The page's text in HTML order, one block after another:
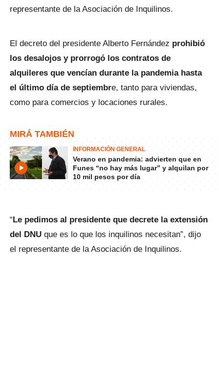
representante de la Asociación de Inquilinos.
El decreto del presidente Alberto Fernández prohibió
los desalojos y prorrogó los contratos de
alquileres que vencían durante la pandemia hasta
el último día de septiembre, tanto para viviendas,
como para comercios y locaciones rurales.
MIRÁ TAMBIÉN
INFORMACIÓN GENERAL
Verano en pandemia: advierten que en
Funes “no hay más lugar” y alquilan por
10 mil pesos por día
“ Le pedimos al presidente que decrete la extensión
del DNU que es lo que los inquilinos necesitan”, dijo
el representante de la Asociación de Inquilinos.